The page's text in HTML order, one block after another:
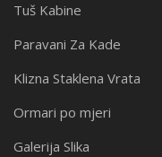
Tuš Kabine
Paravani Za Kade
Klizna Staklena Vrata
Ormari po mjeri
Galerija Slika